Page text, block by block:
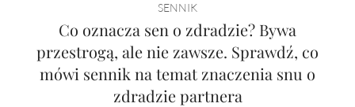
SENNIK
Co oznacza sen o zdradzie? Bywa
przestrogą, ale nie zawsze. Sprawdź, co
mówi sennik na temat znaczenia snu o
zdradzie partnera